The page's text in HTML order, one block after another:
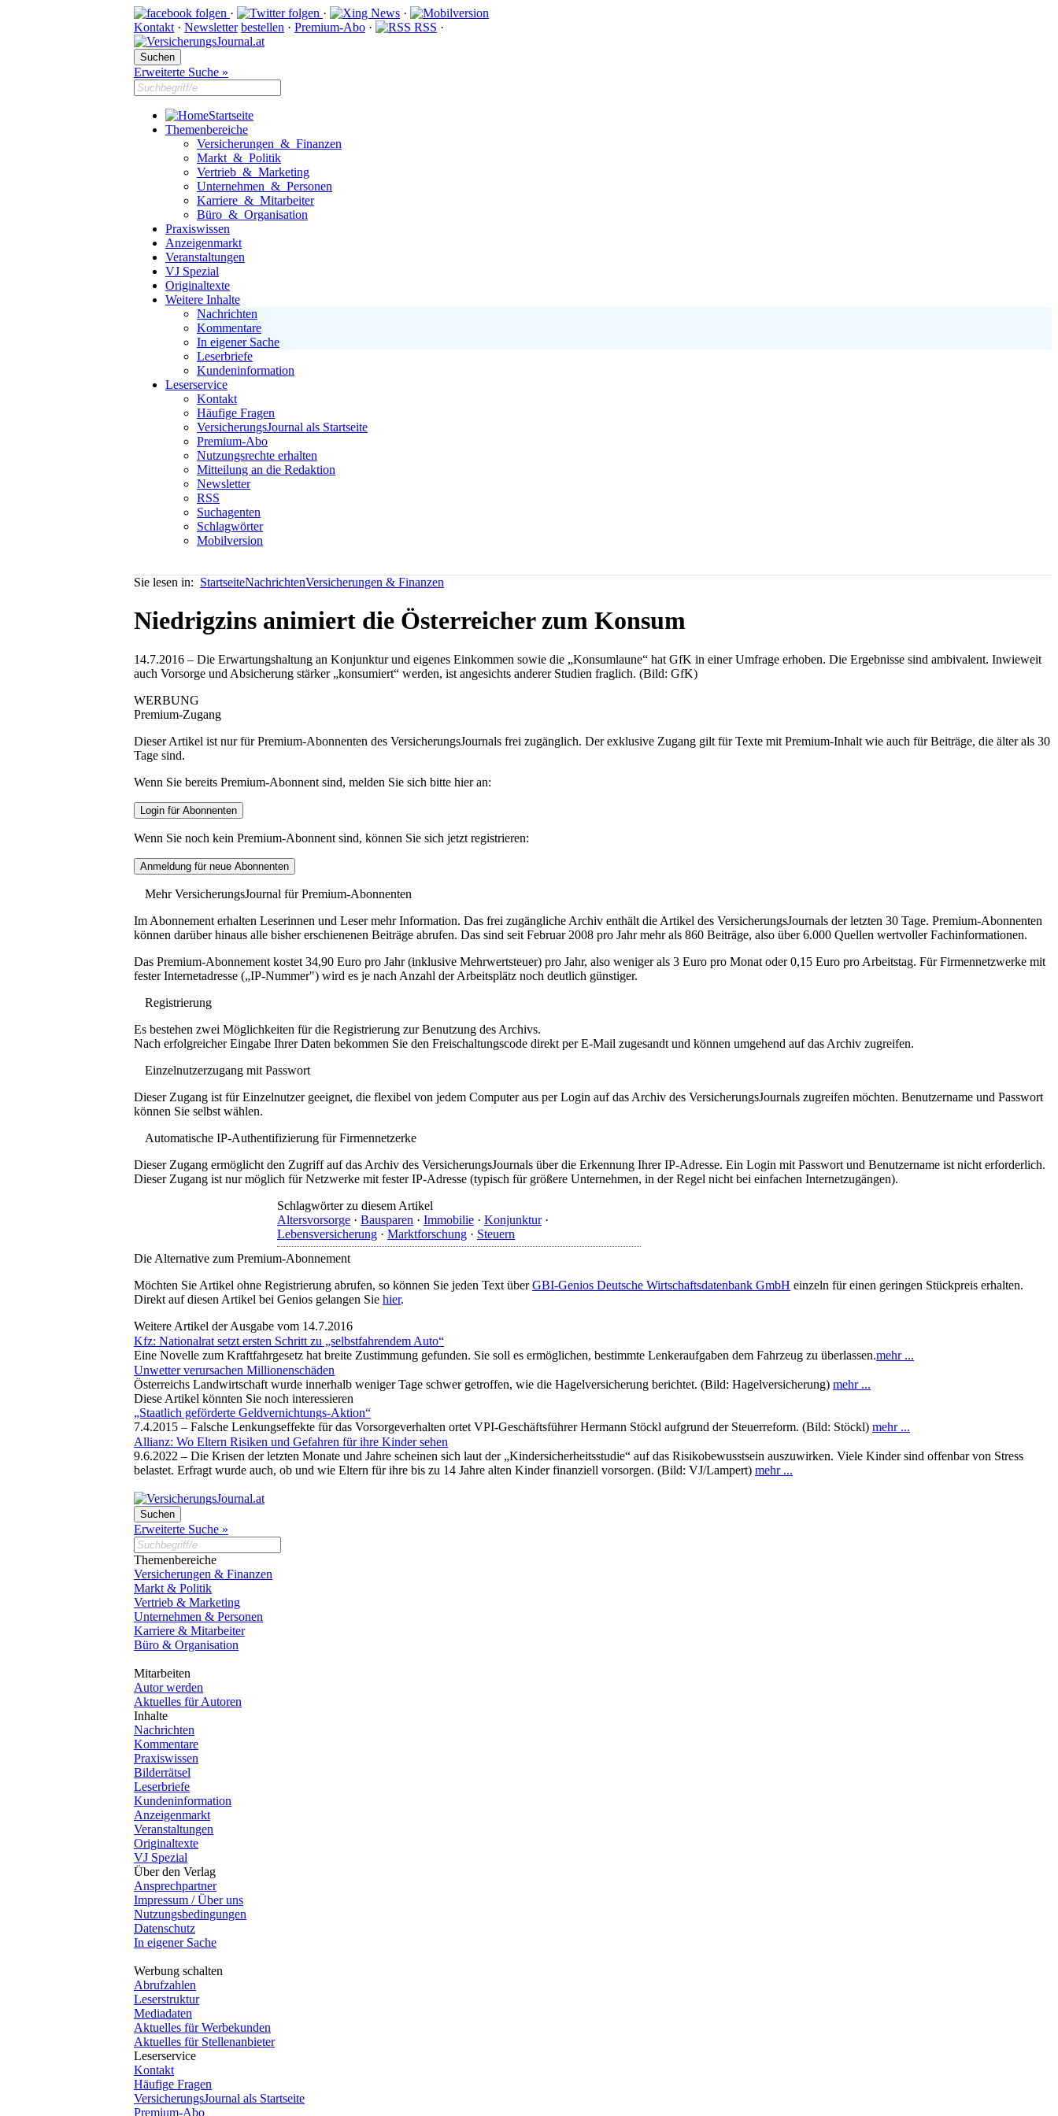
· ·
·
Kontakt · Newsletter bestellen · Premium-Abo · RSS ·
Erweiterte Suche »
Startseite
Themenbereiche
Versicherungen & Finanzen
Markt & Politik
Vertrieb & Marketing
Unternehmen & Personen
Karriere & Mitarbeiter
Büro & Organisation
Praxiswissen
Anzeigenmarkt
Veranstaltungen
VJ Spezial
Originaltexte
Weitere Inhalte
Nachrichten
Kommentare
In eigener Sache
Leserbriefe
Kundeninformation
Leserservice
Kontakt
Häufige Fragen
VersicherungsJournal als Startseite
Premium-Abo
Nutzungsrechte erhalten
Mitteilung an die Redaktion
Newsletter
RSS
Suchagenten
Schlagwörter
Mobilversion
Sie lesen in: StartseiteNachrichtenVersicherungen & Finanzen
Niedrigzins animiert die Österreicher zum Konsum
14.7.2016 – Die Erwartungshaltung an Konjunktur und eigenes Einkommen sowie die „Konsumlaune“ hat GfK in einer Umfrage erhoben. Die Ergebnisse sind ambivalent. Inwieweit
auch Vorsorge und Absicherung stärker „konsumiert“ werden, ist angesichts anderer Studien fraglich. (Bild: GfK)
WERBUNG
Premium-Zugang
Dieser Artikel ist nur für Premium-Abonnenten des VersicherungsJournals frei zugänglich. Der exklusive Zugang gilt für Texte mit Premium-Inhalt wie auch für Beiträge, die älter als 30
Tage sind.
Wenn Sie bereits Premium-Abonnent sind, melden Sie sich bitte hier an:
Wenn Sie noch kein Premium-Abonnent sind, können Sie sich jetzt registrieren:
Mehr VersicherungsJournal für Premium-Abonnenten
Im Abonnement erhalten Leserinnen und Leser mehr Information. Das frei zugängliche Archiv enthält die Artikel des VersicherungsJournals der letzten 30 Tage. Premium-Abonnenten
können darüber hinaus alle bisher erschienenen Beiträge abrufen. Das sind seit Februar 2008 pro Jahr mehr als 860 Beiträge, also über 6.000 Quellen wertvoller Fachinformationen.
Das Premium-Abonnement kostet 34,90 Euro pro Jahr (inklusive Mehrwertsteuer) pro Jahr, also weniger als 3 Euro pro Monat oder 0,15 Euro pro Arbeitstag. Für Firmennetzwerke mit
fester Internetadresse („IP-Nummer") wird es je nach Anzahl der Arbeitsplätz noch deutlich günstiger.
Registrierung
Es bestehen zwei Möglichkeiten für die Registrierung zur Benutzung des Archivs.
Nach erfolgreicher Eingabe Ihrer Daten bekommen Sie den Freischaltungscode direkt per E-Mail zugesandt und können umgehend auf das Archiv zugreifen.
Einzelnutzerzugang mit Passwort
Dieser Zugang ist für Einzelnutzer geeignet, die flexibel von jedem Computer aus per Login auf das Archiv des VersicherungsJournals zugreifen möchten. Benutzername und Passwort
können Sie selbst wählen.
Automatische IP-Authentifizierung für Firmennetzerke
Dieser Zugang ermöglicht den Zugriff auf das Archiv des VersicherungsJournals über die Erkennung Ihrer IP-Adresse. Ein Login mit Passwort und Benutzername ist nicht erforderlich.
Dieser Zugang ist nur möglich für Netzwerke mit fester IP-Adresse (typisch für größere Unternehmen, in der Regel nicht bei einfachen Internetzugängen).
Schlagwörter zu diesem Artikel
Altersvorsorge · Bausparen · Immobilie · Konjunktur·
Lebensversicherung · Marktforschung · Steuern
Die Alternative zum Premium-Abonnement
Möchten Sie Artikel ohne Registrierung abrufen, so können Sie jeden Text überGBI-Genios Deutsche Wirtschaftsdatenbank GmbH einzeln für einen geringen Stückpreis erhalten.
Direkt auf diesen Artikel bei Genios gelangen Sie hier.
Weitere Artikel der Ausgabe vom 14.7.2016
Kfz: Nationalrat setzt ersten Schritt zu „selbstfahrendem Auto“
Eine Novelle zum Kraftfahrgesetz hat breite Zustimmung gefunden. Sie soll es ermöglichen, bestimmte Lenkeraufgaben dem Fahrzeug zu überlassen.mehr ...
Unwetter verursachen Millionenschäden
Österreichs Landwirtschaft wurde innerhalb weniger Tage schwer getroffen, wie die Hagelversicherung berichtet. (Bild: Hagelversicherung) mehr ...
Diese Artikel könnten Sie noch interessieren
„Staatlich geförderte Geldvernichtungs-Aktion“
7.4.2015 – Falsche Lenkungseffekte für das Vorsorgeverhalten ortet VPI-Geschäftsführer Hermann Stöckl aufgrund der Steuerreform. (Bild: Stöckl) mehr ...
Allianz: Wo Eltern Risiken und Gefahren für ihre Kinder sehen
9.6.2022 – Die Krisen der letzten Monate und Jahre scheinen sich laut der „Kindersicherheitsstudie“ auf das Risikobewusstsein auszuwirken. Viele Kinder sind offenbar von Stress
belastet. Erfragt wurde auch, ob und wie Eltern für ihre bis zu 14 Jahre alten Kinder finanziell vorsorgen. (Bild: VJ/Lampert) mehr ...
Erweiterte Suche »
Themenbereiche
Versicherungen & Finanzen
Markt & Politik
Vertrieb & Marketing
Unternehmen & Personen
Karriere & Mitarbeiter
Büro & Organisation
Mitarbeiten
Autor werden
Aktuelles für Autoren
Inhalte
Nachrichten
Kommentare
Praxiswissen
Bilderrätsel
Leserbriefe
Kundeninformation
Anzeigenmarkt
Veranstaltungen
Originaltexte
VJ Spezial
Über den Verlag
Ansprechpartner
Impressum / Über uns
Nutzungsbedingungen
Datenschutz
In eigener Sache
Werbung schalten
Abrufzahlen
Leserstruktur
Mediadaten
Aktuelles für Werbekunden
Aktuelles für Stellenanbieter
Leserservice
Kontakt
Häufige Fragen
VersicherungsJournal als Startseite
Premium-Abo